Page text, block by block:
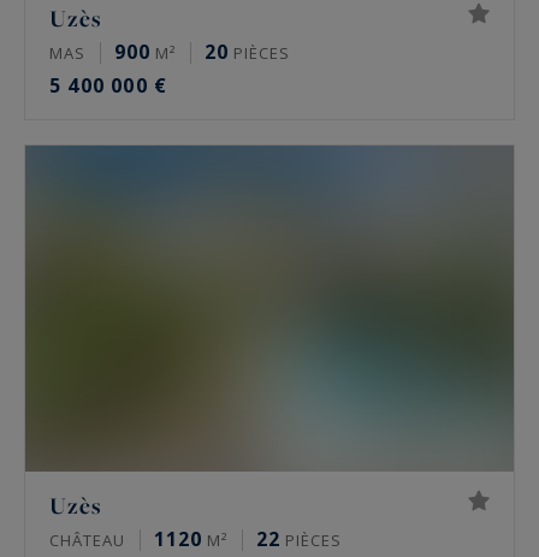
Uzès
MAS 900 M² 20 PIÈCES
5 400 000 €
Uzès
CHÂTEAU 1120 M² 22 PIÈCES